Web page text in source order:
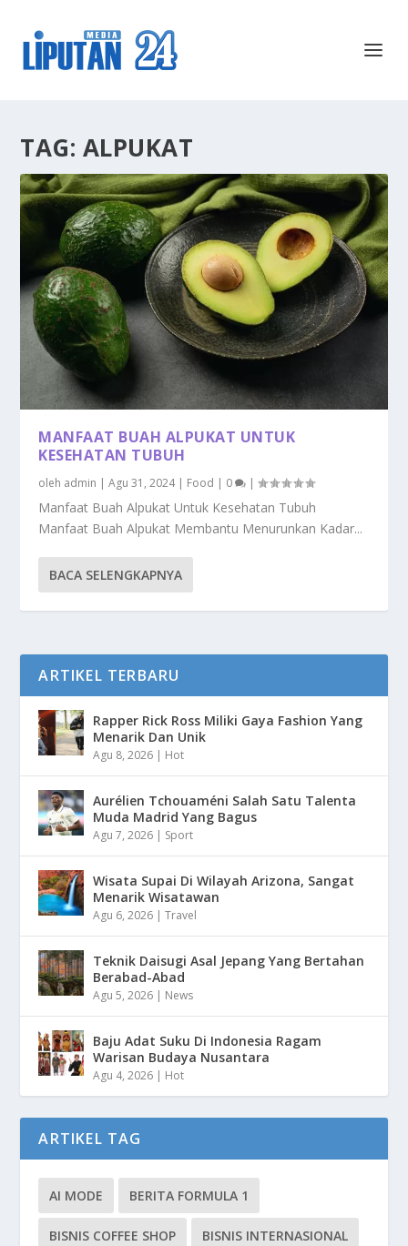
TAG: ALPUKAT
MANFAAT BUAH ALPUKAT UNTUK
KESEHATAN TUBUH
oleh admin |Agu 31, 2024| Food | 0 |
Manfaat Buah Alpukat Untuk Kesehatan Tubuh
Manfaat Buah Alpukat Membantu Menurunkan Kadar...
BACA SELENGKAPNYA
ARTIKEL TERBARU
Rapper Rick Ross Miliki Gaya Fashion Yang
Menarik Dan Unik
Agu 8, 2026 | Hot
Aurélien Tchouaméni Salah Satu Talenta
Muda Madrid Yang Bagus
Agu 7, 2026 | Sport
Wisata Supai Di Wilayah Arizona, Sangat
Menarik Wisatawan
Agu 6, 2026 |Travel
Teknik Daisugi Asal Jepang Yang Bertahan
Berabad-Abad
Agu 5, 2026 | News
Baju Adat Suku Di Indonesia Ragam
Warisan Budaya Nusantara
Agu 4, 2026 | Hot
ARTIKEL TAG
AI MODE BERITA FORMULA 1
BISNIS COFFEE SHOP BISNIS INTERNASIONAL